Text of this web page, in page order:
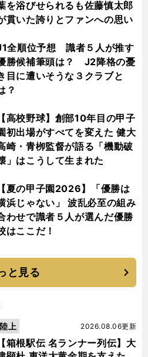
を浴びせられるも佐藤慎太郎
貫いた誇りとファンへの思い
全順位予想 識者５人が推す
勝候補筆頭は？ J2降格の憂
目に遭いそうな３クラブと
？
【高校野球】創部10年目の甲子
初出場がすべてを変えた 健大
崎・青栁監督が語る「機動破
」はこうして生まれた
【夏の甲子園2026】「優勝は
浜じゃない」 波乱必至の組み
わせで識者５人が選んだ優勝
はここだ！
と見る
【箱根駅伝 名ランナー列伝】大
2026.08.06更新
陸上